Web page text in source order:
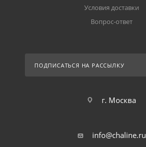
Условия доставки
Вопрос-ответ
ПОДПИСАТЬСЯ НА РАССЫЛКУ
г. Москва
info@chaline.ru